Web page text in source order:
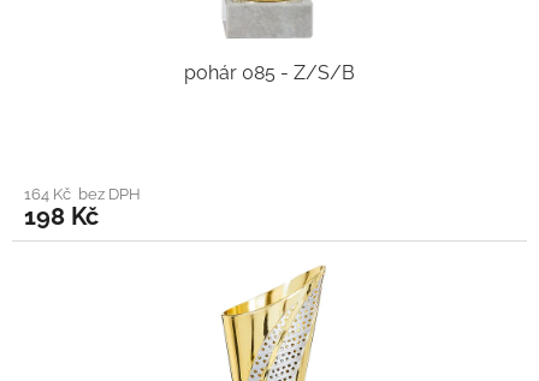
pohár 085 - Z/S/B
164 Kč bez DPH
198 Kč